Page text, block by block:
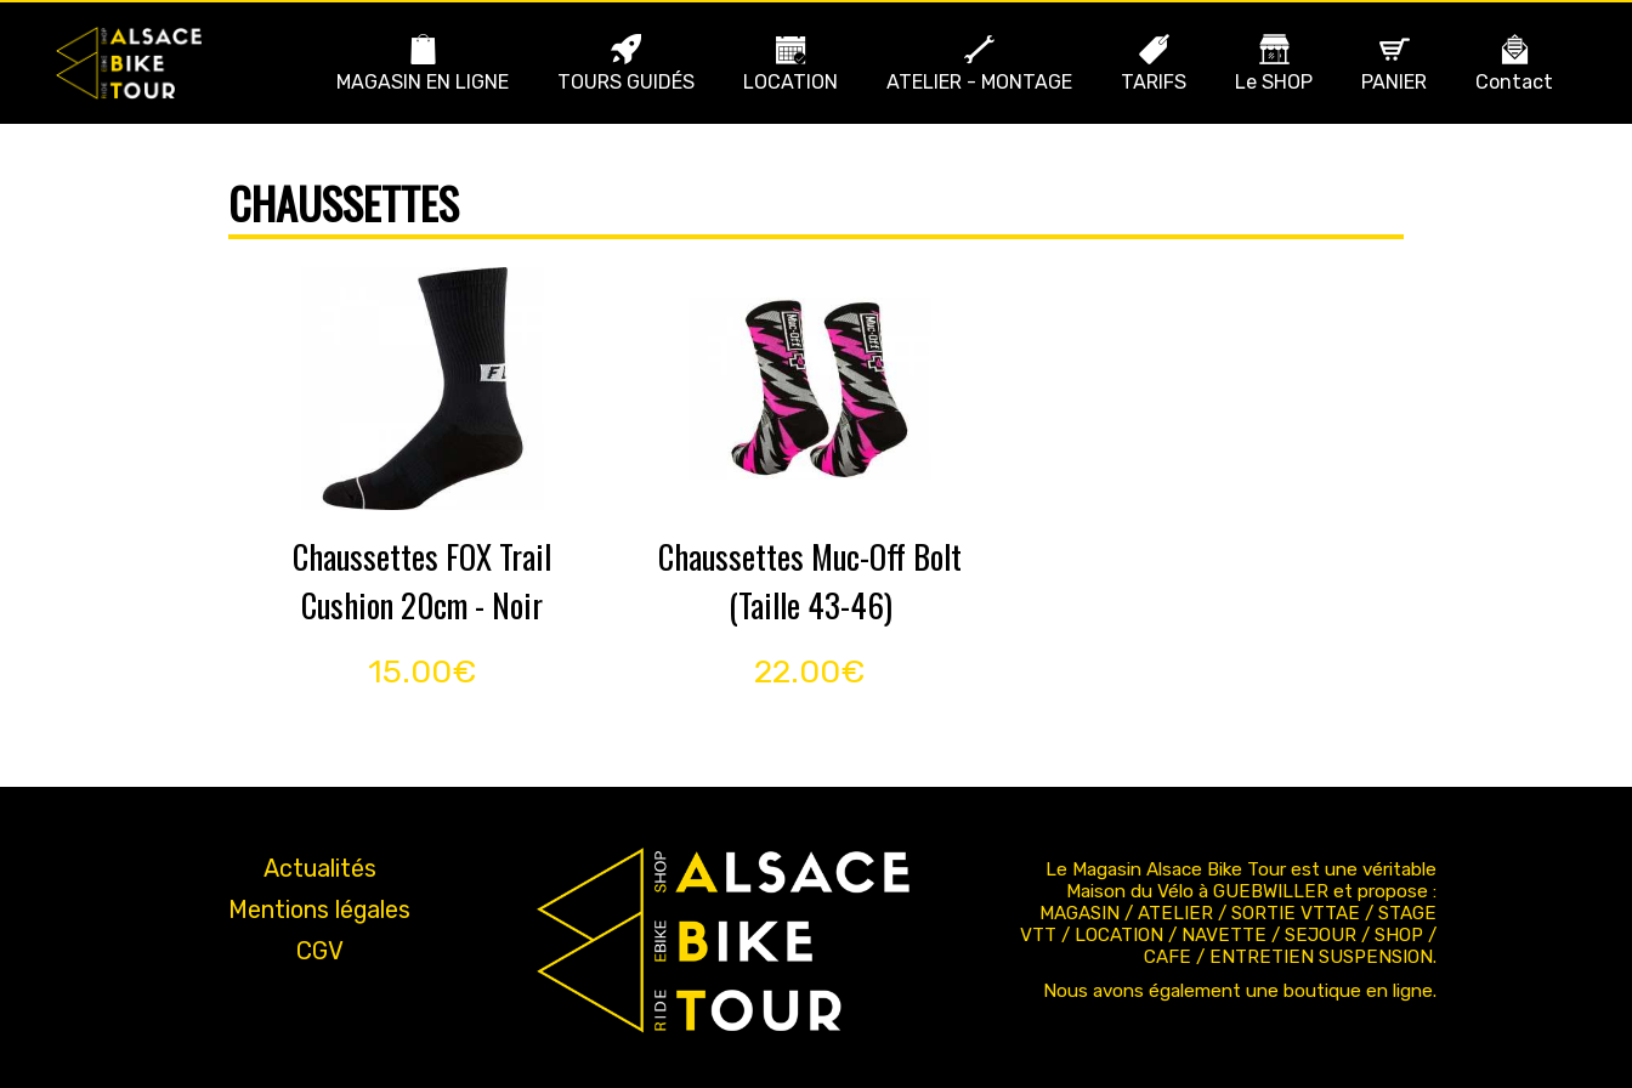
MAGASIN EN LIGNE TOURS GUIDÉS LOCATION ATELIER - MONTAGE TARIFS Le SHOP PANIER Contact
CHAUSSETTES
Chaussettes FOX Trail
Cushion 20cm - Noir
15.00€
Chaussettes Muc-Off Bolt
(Taille 43-46)
22.00€
Actualités
Mentions légales
CGV
Le Magasin Alsace Bike Tour est une véritable
Maison du Vélo à GUEBWILLER et propose :
MAGASIN / ATELIER / SORTIE VTTAE / STAGE
VTT / LOCATION / NAVETTE / SEJOUR / SHOP /
CAFE / ENTRETIEN SUSPENSION.
Nous avons également une boutique en ligne.